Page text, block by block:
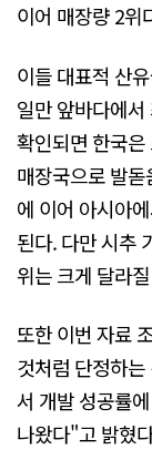
이어 매장량 2위
이들 대표적 산
일만 앞바다에
확인되면 한국
매장국으로 발
에 이어 아시아
된다. 다만 시추
위는 크게 달라
또한 이번 자료
것처럼 단정하
서 개발 성공률
나왔다"고 밝혔